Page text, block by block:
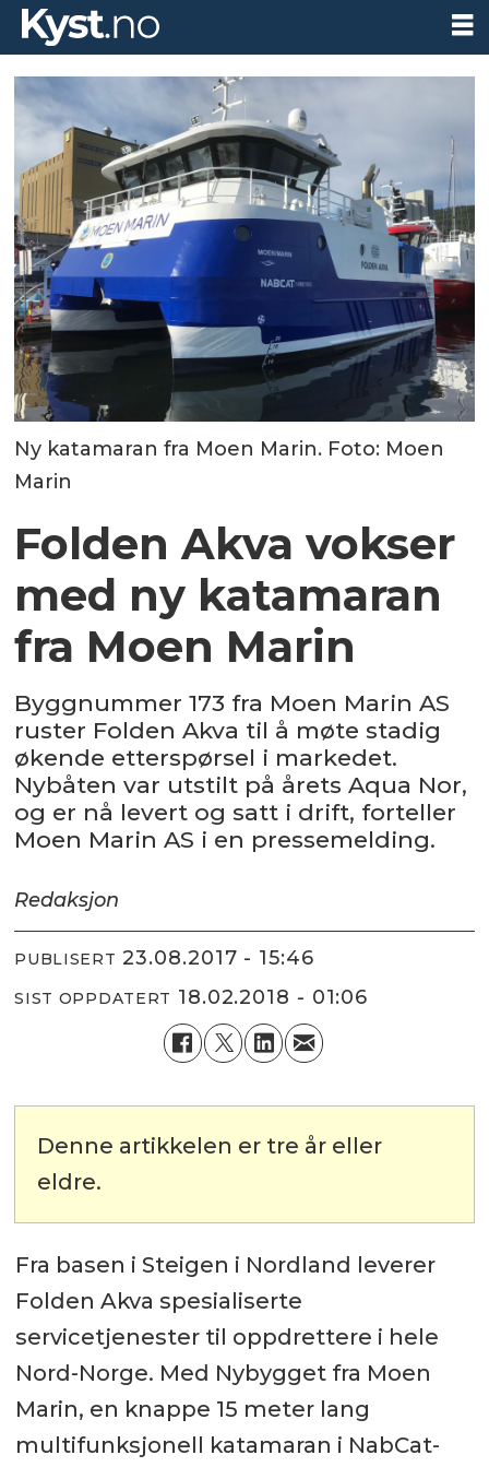
Ny katamaran fra Moen Marin. Foto: Moen
Marin
Folden Akva vokser
med ny katamaran
fra Moen Marin
Byggnummer 173 fra Moen Marin AS
ruster Folden Akva til å møte stadig
økende etterspørsel i markedet.
Nybåten var utstilt på årets Aqua Nor,
og er nå levert og satt i drift, forteller
Moen Marin AS i en pressemelding.
Redaksjon
PUBLISERT 23.08.2017 - 15:46
SIST OPPDATERT 18.02.2018 - 01:06
Denne artikkelen er tre år eller
eldre.
Fra basen i Steigen i Nordland leverer
Folden Akva spesialiserte
servicetjenester til oppdrettere i hele
Nord-Norge. Med Nybygget fra Moen
Marin, en knappe 15 meter lang
multifunksjonell katamaran i NabCat-